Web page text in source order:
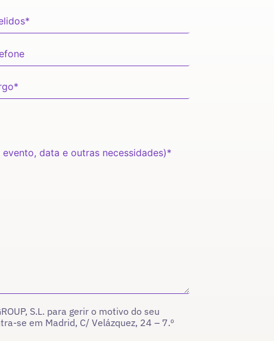
S.L. para gerir o motivo do seu
se em Madrid, C/ Velázquez, 24 – 7.º